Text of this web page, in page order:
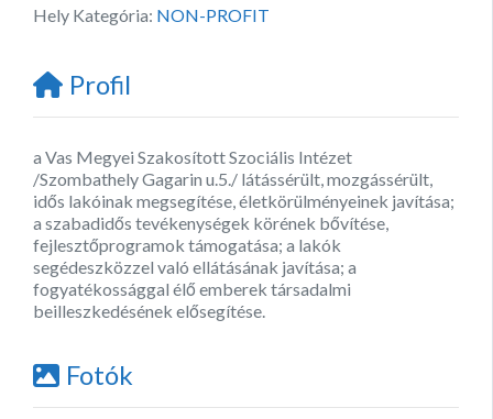
Hely Kategória: NON-PROFIT
Profil
a Vas Megyei Szakosított Szociális Intézet
/Szombathely Gagarin u.5./ látássérült, mozgássérült,
idős lakóinak megsegítése, életkörülményeinek javítása;
a szabadidős tevékenységek körének bővítése,
fejlesztőprogramok támogatása; a lakók
segédeszközzel való ellátásának javítása; a
fogyatékossággal élő emberek társadalmi
beilleszkedésének elősegítése.
Fotók